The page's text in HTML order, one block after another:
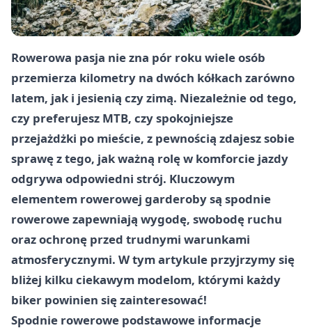
Rowerowa pasja nie zna pór roku wiele osób
przemierza kilometry na dwóch kółkach zarówno
latem, jak i jesienią czy zimą. Niezależnie od tego,
czy preferujesz MTB, czy spokojniejsze
przejażdżki po mieście, z pewnością zdajesz sobie
sprawę z tego, jak ważną rolę w komforcie jazdy
odgrywa odpowiedni strój. Kluczowym
elementem rowerowej garderoby są spodnie
rowerowe zapewniają wygodę, swobodę ruchu
oraz ochronę przed trudnymi warunkami
atmosferycznymi. W tym artykule przyjrzymy się
bliżej kilku ciekawym modelom, którymi każdy
biker powinien się zainteresować!
Spodnie rowerowe podstawowe informacje